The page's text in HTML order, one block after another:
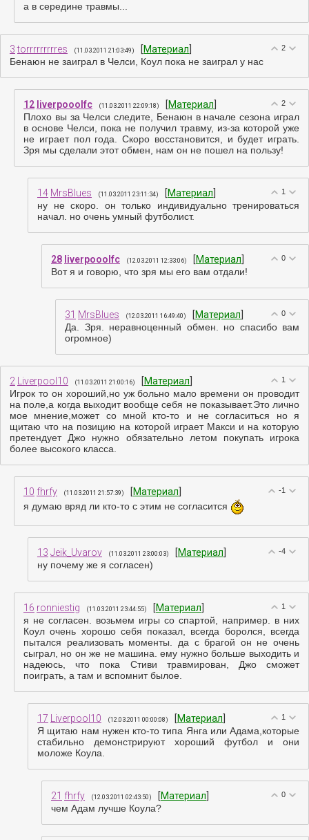
а в середине травмы...
2
3 torrrrrrrrres (11.03.2011 21:03:49) [Материал
Бенаюн не заиграл в Челси, Коул пока не заиграл у нас
2
12 liverpooolfc (11.03.2011 22:09:18) [Материал
Плохо вы за Челси следите, Бенаюн в начале сезона играл
в основе Челси, пока не получил травму, из-за которой уже
не играет пол года. Скоро восстановится, и будет играть.
Зря мы сделали этот обмен, нам он не пошел на пользу!
1
14 MrsBlues (11.03.2011 23:11:34) [Материал
ну не скоро. он только индивидуально тренироваться
начал. но очень умный футболист.
0
28 liverpooolfc (12.03.2011 12:33:06) [Материал
Вот я и говорю, что зря мы его вам отдали!
0
31 MrsBlues (12.03.2011 16:49:40) [Материал
Да. Зря. неравноценный обмен. но спасибо вам
огромное)
1
2 Liverpool10 (11.03.2011 21:00:16) [Материал
Игрок то он хороший,но уж больно мало времени он проводит
на поле,а когда выходит вообще себя не показывает.Это лично
мое мнение,может со мной кто-то и не согласиться но я
щитаю что на позицию на которой играет Макси и на которую
претендует Джо нужно обязательно летом покупать игрока
более высокого класса.
-1
10 fhrfy (11.03.2011 21:57:39) [Материал
я думаю вряд ли кто-то с этим не согласится
-4
13 Jeik_Uvarov (11.03.2011 23:00:03) [Материал
ну почему же я согласен)
1
16 ronniestig (11.03.2011 23:44:55) [Материал
я не согласен. возьмем игры со спартой, например. в них
Коул очень хорошо себя показал, всегда боролся, всегда
пытался реализовать моменты. да с брагой он не очень
сыграл, но он же не машина. ему нужно больше выходить и
надеюсь, что пока Стиви травмирован, Джо сможет
поиграть, а там и вспомнит былое.
1
17 Liverpool10 (12.03.2011 00:00:08) [Материал
Я щитаю нам нужен кто-то типа Янга или Адама,которые
стабильно демонстрируют хороший футбол и они
моложе Коула.
0
21 fhrfy (12.03.2011 02:43:50) [Материал
чем Адам лучше Коула?